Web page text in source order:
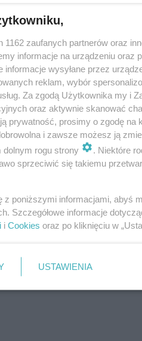
to słowo?
się pomylisz
1162 zaufanych partnerów oraz
informacje na urządzeniu oraz
informacje wysyłane przez
reklam, wybór
Za zgodą Użytkownika my i
oraz aktywnie skanować
prywatność, prosimy o zgodę na
i zawsze możesz ją
dolnym rogu strony
. Niektóre
sprzeciwić się takiemu
z poniższymi informacjami, abyś
Szczegółowe informacje
i Cookies oraz po kliknięciu w
USTAWIENIA